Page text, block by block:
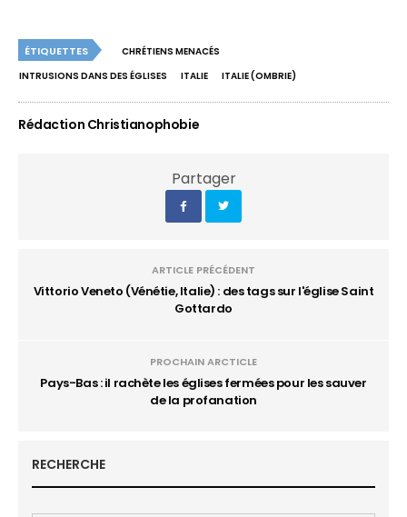
ÉTIQUETTES
CHRÉTIENS MENACÉS
INTRUSIONS DANS DES ÉGLISES
ITALIE ITALIE (OMBRIE)
Rédaction Christianophobie
Partager
ARTICLE PRÉCÉDENT
Vittorio Veneto (Vénétie, Italie) : des tags sur l'église Saint
Gottardo
PROCHAIN ARCTICLE
Pays-Bas : il rachète les églises fermées pour les sauver
de la profanation
RECHERCHE